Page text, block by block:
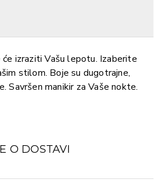
izraziti Vašu lepotu. Izaberite
stilom. Boje su dugotrajne,
Savršen manikir za Vaše nokte.
O DOSTAVI